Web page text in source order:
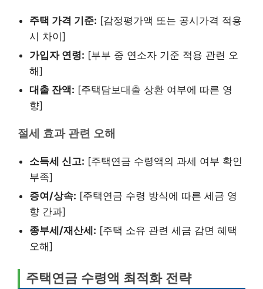
주택 가격 기준: [감정평가액 또는 공시가격 적용
시 차이]
가입자 연령: [부부 중 연소자 기준 적용 관련 오
해]
대출 잔액: [주택담보대출 상환 여부에 따른 영
향]
절세 효과 관련 오해
소득세 신고: [주택연금 수령액의 과세 여부 확인
부족]
증여/상속: [주택연금 수령 방식에 따른 세금 영
향 간과]
종부세/재산세: [주택 소유 관련 세금 감면 혜택
오해]
주택연금 수령액 최적화 전략